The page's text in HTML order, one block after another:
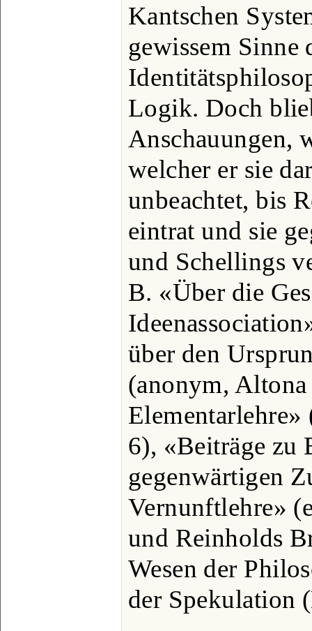
Kantschen
gewissem Sinne
Logik. Doch
Anschauungen,
welcher er sie
unbeachtet, bis
eintrat und sie
und Schellings
B. «Über die
über den
(anonym,
6), «Beiträge zu
gegenwärtigen
Vernunftlehre»
und Reinholds
Wesen der
der Spekulation